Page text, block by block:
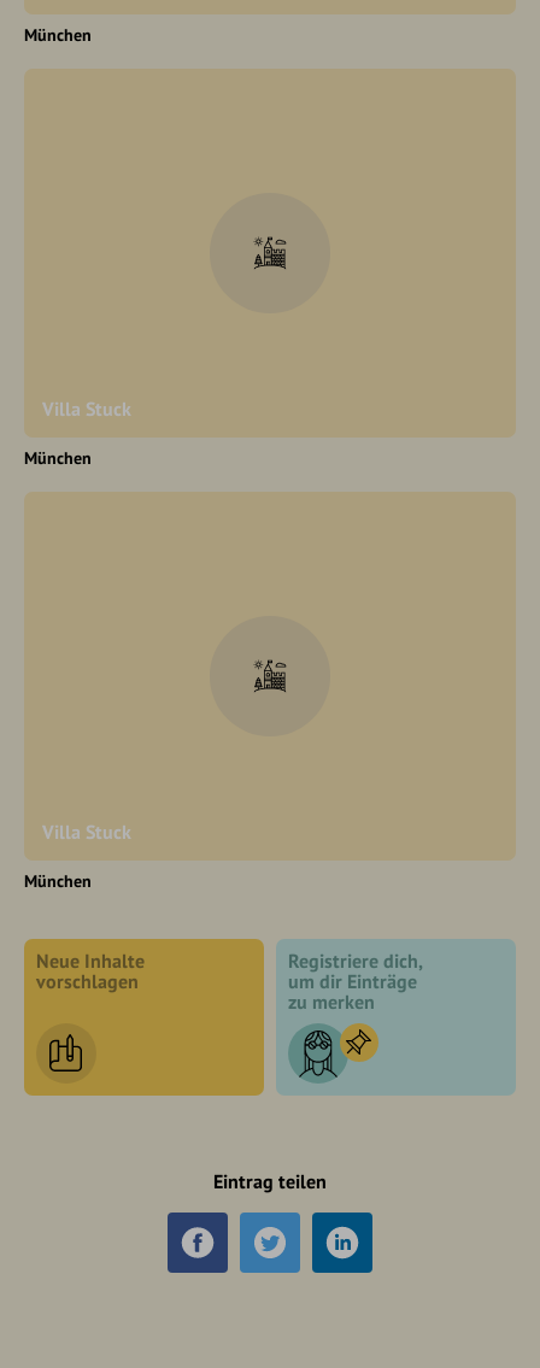
München
Villa Stuck
München
Villa Stuck
München
Neue Inhalte
vorschlagen
Registriere dich,
um dir Einträge
zu merken
Eintrag teilen